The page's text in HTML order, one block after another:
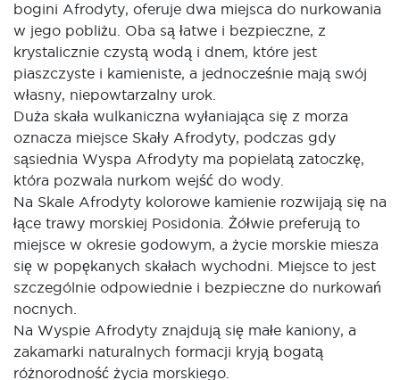
bogini Afrodyty, oferuje dwa miejsca do nurkowania
w jego pobliżu. Oba są łatwe i bezpieczne, z
krystalicznie czystą wodą i dnem, które jest
piaszczyste i kamieniste, a jednocześnie mają swój
własny, niepowtarzalny urok.
Duża skała wulkaniczna wyłaniająca się z morza
oznacza miejsce Skały Afrodyty, podczas gdy
sąsiednia Wyspa Afrodyty ma popielatą zatoczkę,
która pozwala nurkom wejść do wody.
Na Skale Afrodyty kolorowe kamienie rozwijają się na
łące trawy morskiej Posidonia. Żółwie preferują to
miejsce w okresie godowym, a życie morskie miesza
się w popękanych skałach wychodni. Miejsce to jest
szczególnie odpowiednie i bezpieczne do nurkowań
nocnych.
Na Wyspie Afrodyty znajdują się małe kaniony, a
zakamarki naturalnych formacji kryją bogatą
różnorodność życia morskiego.